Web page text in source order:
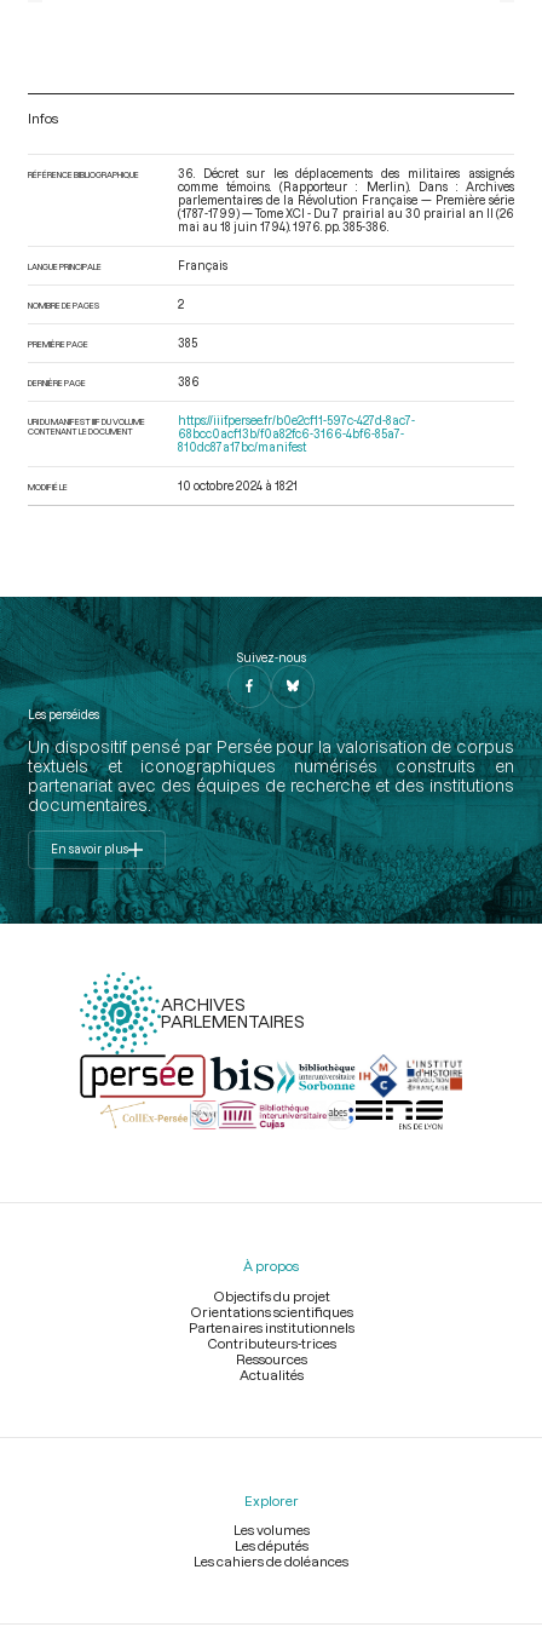
Infos
RÉFÉRENCE BIBLIOGRAPHIQUE
36. Décret sur les déplacements des militaires assignés
comme témoins. (Rapporteur : Merlin). Dans : Archives
parlementaires de la Révolution Française — Première série
(1787-1799) — Tome XCI - Du 7 prairial au 30 prairial an II (26
mai au 18 juin 1794) . 1976. pp. 385-386.
LANGUE PRINCIPALE Français
NOMBRE DE PAGES 2
PREMIÈRE PAGE 385
DERNIÈRE PAGE 386
URI DU MANIFEST IIIF DU VOLUME
CONTENANT LE DOCUMENT
https://iiif.persee.fr/b0e2cf11-597c-427d-8ac7-
68bcc0acf13b/f0a82fc6-3166-4bf6-85a7-
810dc87a17bc/manifest
MODIFIÉ LE 10 octobre 2024 à 18:21
Suivez-nous
Les perséides
Un dispositif pensé par Persée pour la valorisation de corpus
textuels et iconographiques numérisés construits en
partenariat avec des équipes de recherche et des institutions
documentaires.
En savoir plus
ARCHIVES
PARLEMENTAIRES
Menu
À propos
Objectifs du projet
Orientations scientifiques
Partenaires institutionnels
Contributeurs-trices
Ressources
Actualités
Explorer
Les volumes
Les députés
Les cahiers de doléances